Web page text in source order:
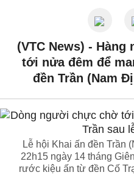
(VTC News) - Hàng
tới nửa đêm để
đền Trần (Nam
Lễ hội Khai ấn đền Trần
22h15 ngày 14 tháng
rước kiệu ấn từ đền Cố